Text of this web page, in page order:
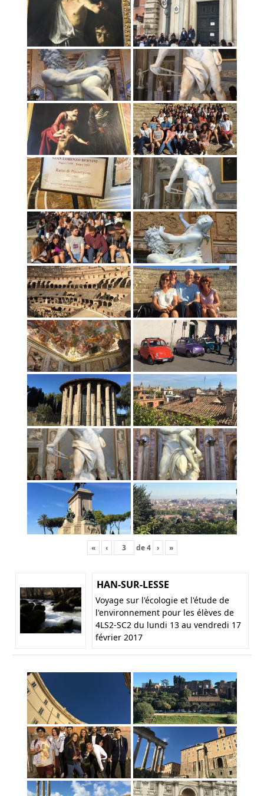
« ‹ de4 › »
HAN-SUR-LESSE
Voyage sur l'écologie et l'étude de
l'environnement pour les élèves de
4LS2-SC2 du lundi 13 au vendredi 17
février 2017